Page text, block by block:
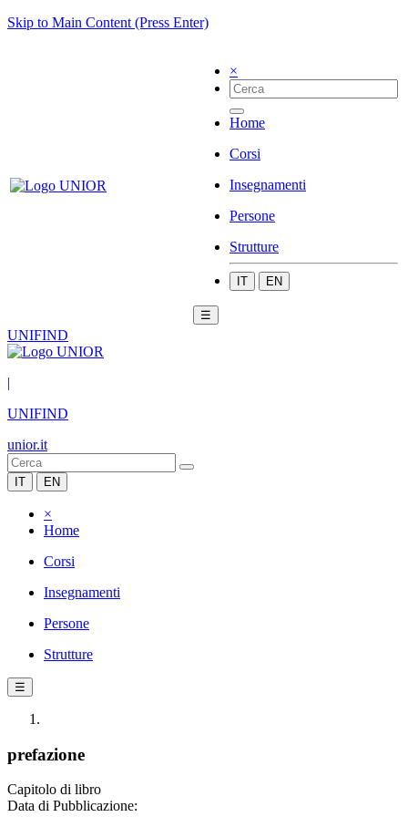
Skip to Main Content (Press Enter)
×
Home
Corsi
Insegnamenti
Persone
Strutture
IT EN
☰
UNIFIND
|
UNIFIND
unior.it
IT EN
×
Home
Corsi
Insegnamenti
Persone
Strutture
☰
prefazione
Capitolo di libro
Data di Pubblicazione: